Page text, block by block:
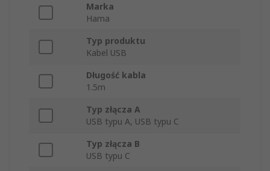
Marka
Hama
Typ produktu
Kabel USB
Długość kabla
1.5m
Typ złącza A
USB typu A, USB typu C
Typ złącza B
USB typu C